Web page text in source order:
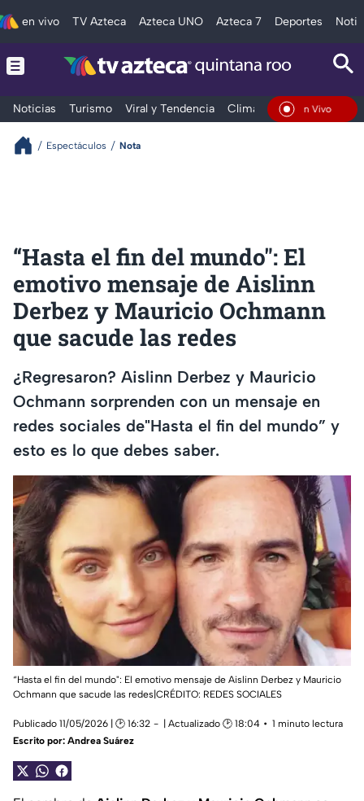
en vivo TV Azteca Azteca UNO Azteca 7 Deportes
Noticias Turismo Viral y Tendencia Clima Tráfico
En Vivo
Espectáculos Nota
“Hasta el fin del mundo": El
emotivo mensaje de Aislinn
Derbez y Mauricio Ochmann
que sacude las redes
¿Regresaron? Aislinn Derbez y Mauricio
Ochmann sorprenden con un mensaje en
redes sociales de"Hasta el fin del mundo” y
esto es lo que debes saber.
“Hasta el fin del mundo": El emotivo mensaje de Aislinn Derbez y Mauricio
Ochmann que sacude las redes|CRÉDITO: REDES SOCIALES
Publicado 11/05/2026 | 🕑 16:32 | Actualizado 🕑 18:04
1 minuto lectura
Escrito por: Andrea Suárez